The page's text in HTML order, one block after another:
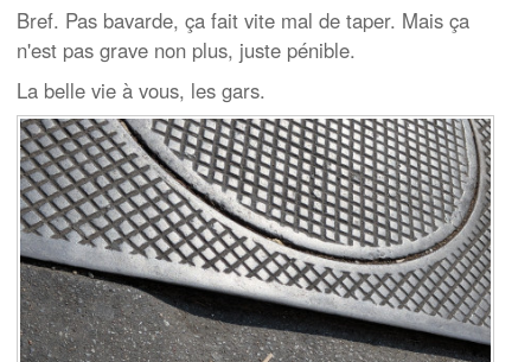
Bref. Pas bavarde, ça fait vite mal de taper. Mais ça
n'est pas grave non plus, juste pénible.
La belle vie à vous, les gars.